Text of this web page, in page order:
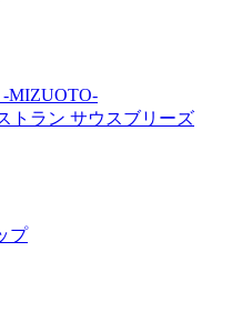
-MIZUOTO-
トラン サウスブリーズ
プ